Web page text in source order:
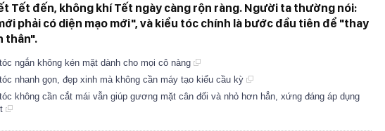
Tết đến, không khí Tết ngày càng rộn ràng. Người ta thường nói:
phải có diện mạo mới", và kiểu tóc chính là bước đầu tiên để "thay
thân".
ngắn không kén mặt dành cho mọi cô nàng
nhanh gọn, đẹp xinh mà không cần máy tạo kiểu cầu kỳ
không cần cắt mái vẫn giúp gương mặt cân đối và nhỏ hơn hẳn, xứng đáng áp dụng